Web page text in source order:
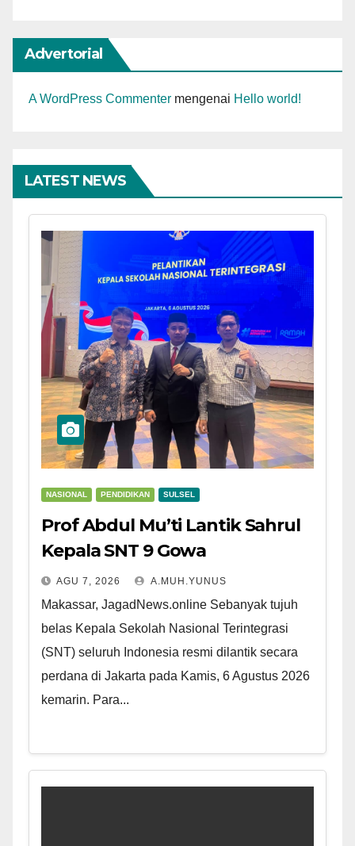
Advertorial
A WordPress Commenter mengenai Hello world!
LATEST NEWS
NASIONAL PENDIDIKAN SULSEL
Prof Abdul Mu’ti Lantik Sahrul
Kepala SNT 9 Gowa
AGU 7, 2026 A.MUH.YUNUS
Makassar, JagadNews.online Sebanyak tujuh
belas Kepala Sekolah Nasional Terintegrasi
(SNT) seluruh Indonesia resmi dilantik secara
perdana di Jakarta pada Kamis, 6 Agustus 2026
kemarin. Para...